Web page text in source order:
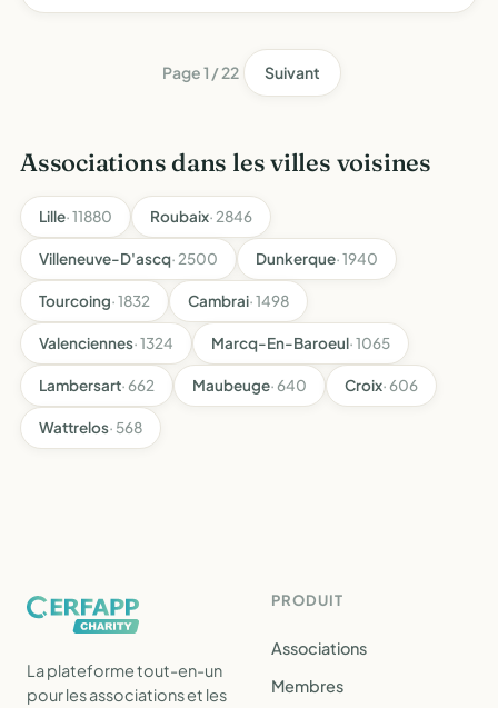
Page 1 / 22 Suivant
Associations dans les villes voisines
Lille· 11880 Roubaix· 2846
Villeneuve-D'ascq· 2500 Dunkerque· 1940
Tourcoing· 1832 Cambrai· 1498
Valenciennes· 1324 Marcq-En-Baroeul· 1065
Lambersart· 662 Maubeuge· 640 Croix· 606
Wattrelos· 568
La plateforme tout-en-un
pour les associations et les
PRODUIT
Associations
Membres